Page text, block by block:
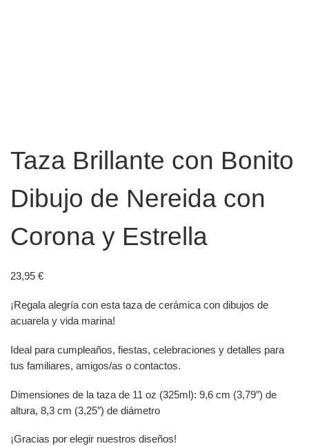
Taza Brillante con Bonito
Dibujo de Nereida con
Corona y Estrella
23,95 €
¡Regala alegría con esta taza de cerámica con dibujos de
acuarela y vida marina!
Ideal para cumpleaños, fiestas, celebraciones y detalles para
tus familiares, amigos/as o contactos.
Dimensiones de la taza de 11 oz (325ml): 9,6 cm (3,79″) de
altura, 8,3 cm (3,25″) de diámetro
¡Gracias por elegir nuestros diseños!